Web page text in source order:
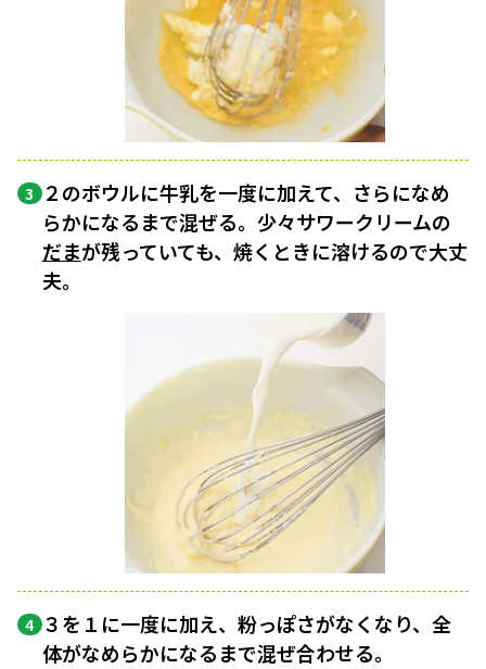
3 ２のボウルに牛乳を一度に加えて、さらになめ
らかになるまで混ぜる。少々サワークリームの
だまが残っていても、焼くときに溶けるので大丈
夫。
4 ３を１に一度に加え、粉っぽさがなくなり、全
体がなめらかになるまで混ぜ合わせる。